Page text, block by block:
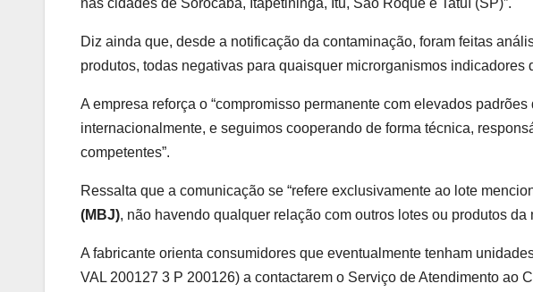
Diz ainda que, desde a notificação da contaminação, foram feitas
produtos, todas negativas para quaisquer microrganismos indicadores
A empresa reforça o “compromisso permanente com elevados
internacionalmente, e seguimos cooperando de forma técnica,
competentes”.
Ressalta que a comunicação se “refere exclusivamente ao lote
(MBJ), não havendo qualquer relação com outros lotes ou produtos da
A fabricante orienta consumidores que eventualmente tenham
VAL 200127 3 P 200126) a contactarem o Serviço de Atendimento ao